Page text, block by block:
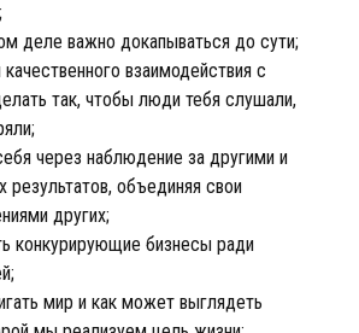
деле важно докапываться до сути;
взаимодействия с
так, чтобы люди тебя слушали,
через наблюдение за другими и
результатов, объединяя свои
других;
конкурирующие бизнесы ради
мир и как может выглядеть